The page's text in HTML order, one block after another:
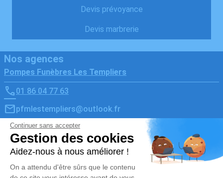
Devis prévoyance
Devis marbrerie
Nos agences
Pompes Funèbres Les Templiers
01 86 04 77 63
pfmlestempliers@outlook.fr
34 Rue de Chartres - 78610 - Le Perray-en-Yvelines
5/5 - 6 avis
Pompes Funèbres Les Templiers Elancourt